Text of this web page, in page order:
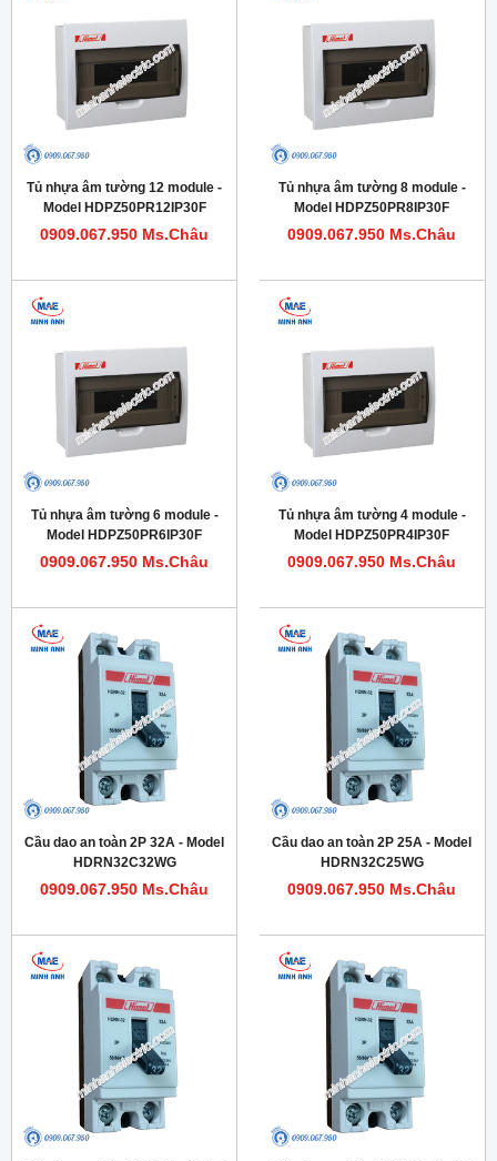
Tủ nhựa âm tường 12 module -
Model HDPZ50PR12IP30F
0909.067.950 Ms.Châu
Tủ nhựa âm tường 8 module -
Model HDPZ50PR8IP30F
0909.067.950 Ms.Châu
Tủ nhựa âm tường 6 module -
Model HDPZ50PR6IP30F
0909.067.950 Ms.Châu
Tủ nhựa âm tường 4 module -
Model HDPZ50PR4IP30F
0909.067.950 Ms.Châu
Cầu dao an toàn 2P 32A - Model
HDRN32C32WG
0909.067.950 Ms.Châu
Cầu dao an toàn 2P 25A - Model
HDRN32C25WG
0909.067.950 Ms.Châu